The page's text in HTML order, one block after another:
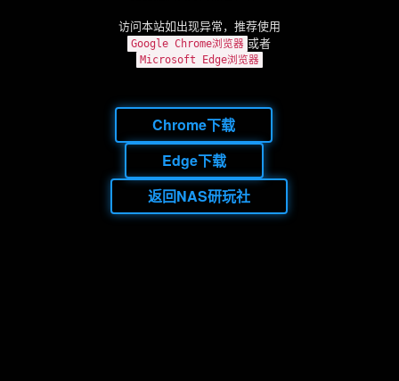
访问本站如出现异常，推荐使用
Google Chrome浏览器 或者
Microsoft Edge浏览器
Chrome下载
Edge下载
返回NAS研玩社